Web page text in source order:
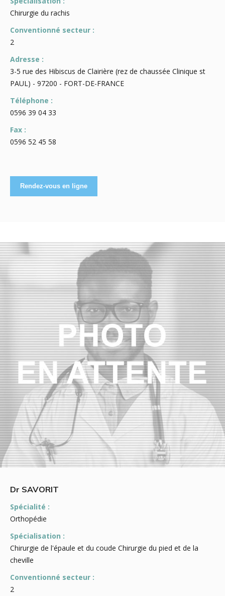
Chirurgie du rachis
Conventionné secteur :
2
Adresse :
3-5 rue des Hibiscus de Clairière (rez de chaussée Clinique st
PAUL) - 97200 - FORT-DE-FRANCE
Téléphone :
0596 39 04 33
Fax :
0596 52 45 58
Dr SAVORIT
Spécialité :
Orthopédie
Spécialisation :
Chirurgie de l'épaule et du coude Chirurgie du pied et de la
cheville
Conventionné secteur :
2